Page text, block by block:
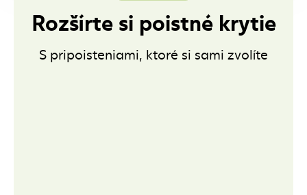
Rozšírte si poistné krytie
S pripoisteniami, ktoré si sami zvolíte